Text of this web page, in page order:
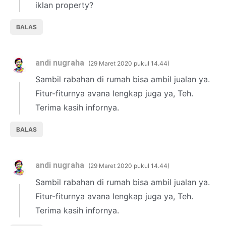
iklan property?
BALAS
andi nugraha 29 Maret 2020 pukul 14.44
Sambil rabahan di rumah bisa ambil jualan ya.
Fitur-fiturnya avana lengkap juga ya, Teh.
Terima kasih infornya.
BALAS
andi nugraha 29 Maret 2020 pukul 14.44
Sambil rabahan di rumah bisa ambil jualan ya.
Fitur-fiturnya avana lengkap juga ya, Teh.
Terima kasih infornya.